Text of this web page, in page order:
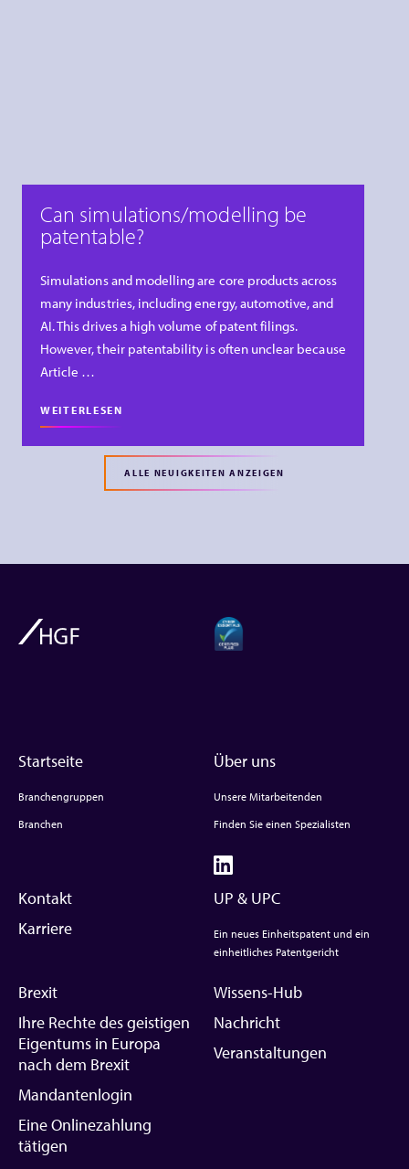
Can simulations/modelling be
patentable?
Simulations and modelling are core products across
many industries, including energy, automotive, and
AI. This drives a high volume of patent filings.
However, their patentability is often unclear because
Article …
WEITERLESEN
ALLE NEUIGKEITEN ANZEIGEN
Startseite
Branchengruppen
Branchen
Über uns
Unsere Mitarbeitenden
Finden Sie einen Spezialisten
Kontakt
Karriere
UP & UPC
Ein neues Einheitspatent und ein
einheitliches Patentgericht
Brexit
Ihre Rechte des geistigen
Eigentums in Europa
nach dem Brexit
Mandantenlogin
Eine Onlinezahlung
tätigen
Wissens-Hub
Nachricht
Veranstaltungen